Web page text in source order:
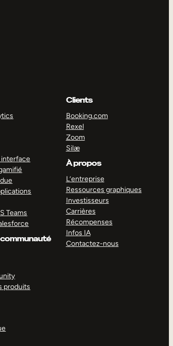
interface
Teams
produits
Clients
Booking.com
Rexel
Zoom
Silæ
À propos
L’entreprise
Ressources graphiques
Investisseurs
Carrières
Récompenses
Infos IA
Contactez-nous